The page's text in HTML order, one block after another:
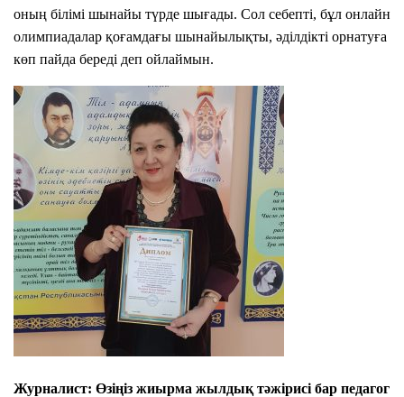
оның білімі шынайы түрде шығады. Сол себепті, бұл онлайн
олимпиадалар қоғамдағы шынайылықты, әділдікті орнатуға
көп пайда береді деп ойлаймын.
Журналист: Өзіңіз жиырма жылдық тәжірисі бар педагог
а
н
Төлеу